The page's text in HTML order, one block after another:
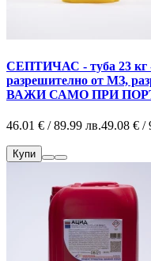
СЕПТИЧАС - туба 23 кг -
разрешително от МЗ,
ВАЖИ САМО ПРИ
46.01 € / 89.99 лв.49.08 € /
Купи